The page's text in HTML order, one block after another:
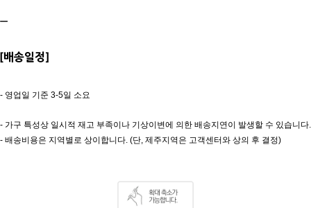
ㅡ
[배송일정]
- 영업일 기준 3-5일 소요
- 가구 특성상 일시적 재고 부족이나 기상이변에 의한 배송지연이 발생할 수 있습니다.
- 배송비용은 지역별로 상이합니다. (단, 제주지역은 고객센터와 상의 후 결정)